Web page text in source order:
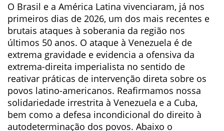
O Brasil e a América Latina vivenciaram, já nos
primeiros dias de 2026, um dos mais recentes e
brutais ataques à soberania da região nos
últimos 50 anos. O ataque à Venezuela é de
extrema gravidade e evidencia a ofensiva da
extrema-direita imperialista no sentido de
reativar práticas de intervenção direta sobre os
povos latino-americanos. Reafirmamos nossa
solidariedade irrestrita à Venezuela e a Cuba,
bem como a defesa incondicional do direito à
autodeterminação dos povos. Abaixo o